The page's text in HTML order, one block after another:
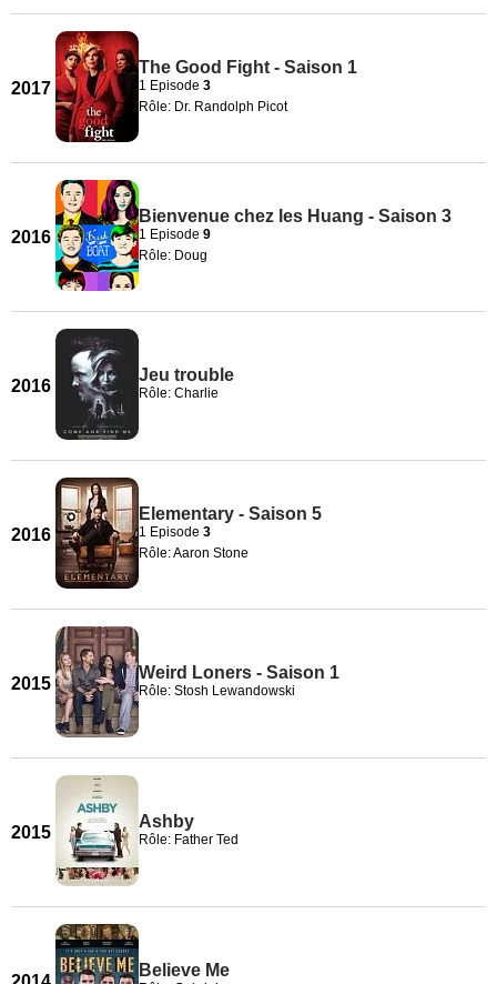
2017
The Good Fight - Saison 1
1 Episode 3
Rôle: Dr. Randolph Picot
2016
Bienvenue chez les Huang - Saison 3
1 Episode 9
Rôle: Doug
2016
Jeu trouble
Rôle: Charlie
2016
Elementary - Saison 5
1 Episode 3
Rôle: Aaron Stone
2015
Weird Loners - Saison 1
Rôle: Stosh Lewandowski
2015
Ashby
Rôle: Father Ted
Believe Me